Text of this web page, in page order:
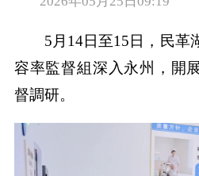
5月14日至15日，民革
容率監督組深入永州，開
督調研。